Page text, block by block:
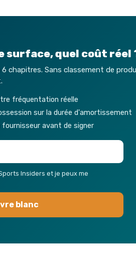
surface, quel coût réel
chapitres. Sans classement de
fréquentation réelle
sur la durée d'amortissement
avant de signer
Insiders et je peux me
blanc